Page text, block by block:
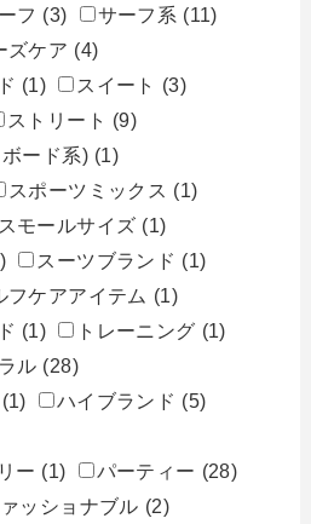
フ (3) サーフ系 (11)
ズケア (4)
(1) スイート
(3)
ストリート (9)
ード系) (1)
スポーツミックス (1)
スモールサイズ (1)
スーツブランド (1)
フケアアイテム (1)
(1) トレーニング (1)
ル (28)
(1) ハイブランド (5)
ー (1) パーティー (28)
ッショナブル (2)